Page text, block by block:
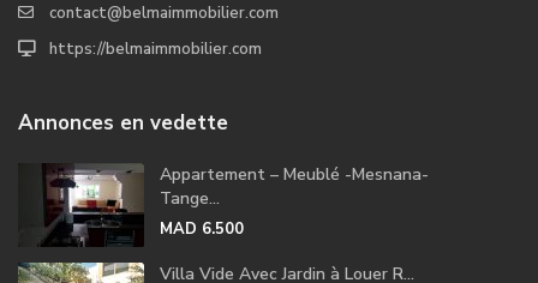
contact@belmaimmobilier.com
https://belmaimmobilier.com
Annonces en vedette
Appartement – Meublé -Mesnana-
Tange...
MAD 6.500
Villa Vide Avec Jardin à Louer R...